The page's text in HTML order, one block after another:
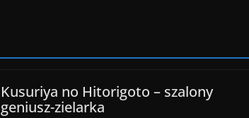
Kusuriya no Hitorigoto – szalony
geniusz-zielarka